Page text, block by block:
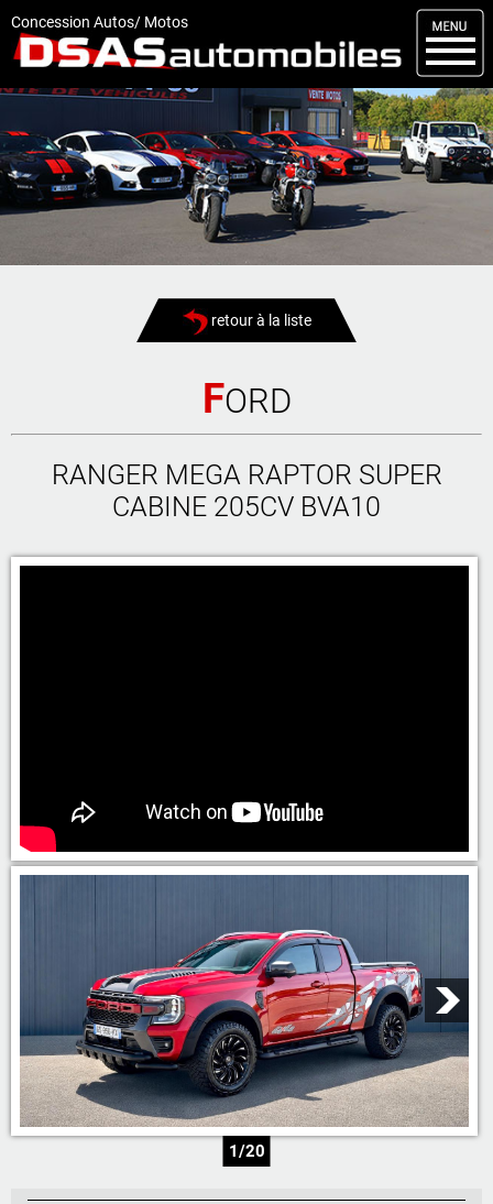
Concession Autos/ Motos
Menu
DSAS
Kit carrosserie
Nos occasions
Nos services
Comment réserver
Articles
Vendus
Livraisons
Contact
retour à la liste
FORD
RANGER MEGA RAPTOR SUPER
CABINE 205CV BVA10
1/20